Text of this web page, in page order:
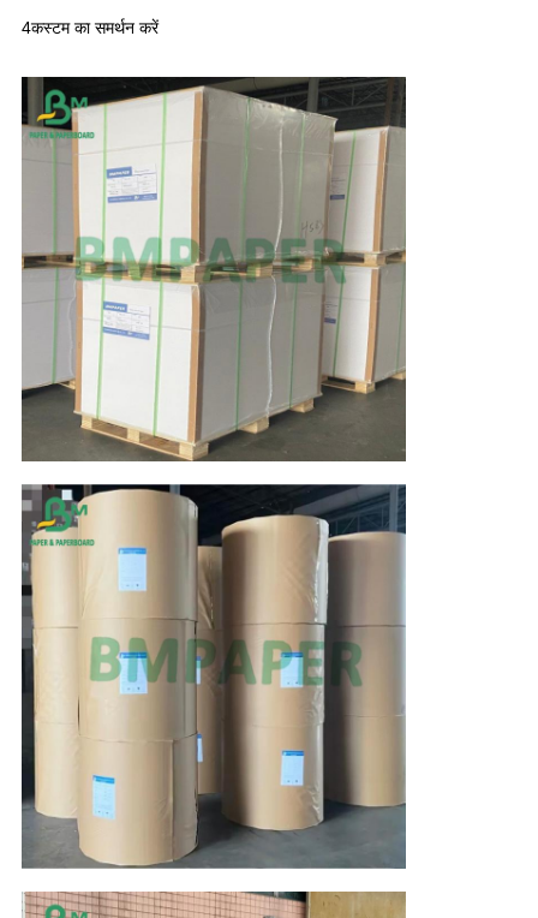
4कस्टम का समर्थन करें